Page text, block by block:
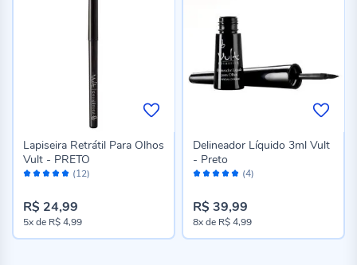
Avaliação: (12)
Lapiseira Retrátil Para Olhos
Vult - PRETO
R$ 24,99
5xde R$ 4,99
Avaliação: (4)
Delineador Líquido 3ml Vult
- Preto
R$ 39,99
8xde R$ 4,99